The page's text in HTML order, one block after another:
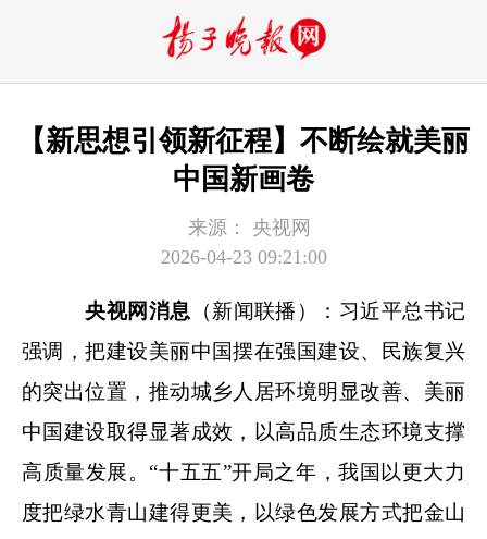
【新思想引领新征程】不断绘就美丽
中国新画卷
来源：
央视网
2026-04-23 09:21:00
央视网消息 （新闻联播）：习近平总书记
强调，把建设美丽中国摆在强国建设、民族复兴
的突出位置，推动城乡人居环境明显改善、美丽
中国建设取得显著成效，以高品质生态环境支撑
高质量发展。“十五五”开局之年，我国以更大力
度把绿水青山建得更美，以绿色发展方式把金山